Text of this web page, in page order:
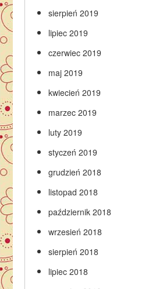
sierpień 2019
lipiec 2019
czerwiec 2019
maj 2019
kwiecień 2019
marzec 2019
luty 2019
styczeń 2019
grudzień 2018
listopad 2018
październik 2018
wrzesień 2018
sierpień 2018
lipiec 2018